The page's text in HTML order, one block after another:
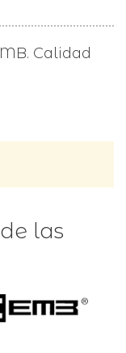
Calidad
las